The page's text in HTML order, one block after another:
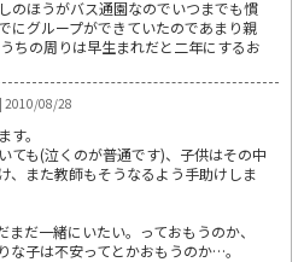
のほうがバス通園なのでいつまでも慣
にグループができていたのであまり親
ちの周りは早生まれだと二年にするお
| 2010/08/28
。
ても(泣くのが普通です)、子供はその中
、また教師もそうなるよう手助けしま
だ一緒にいたい。っておもうのか、
な子は不安ってとかおもうのか…。